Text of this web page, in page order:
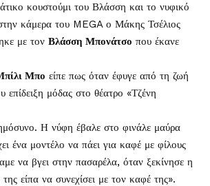
κουστούμι του Βλάσση και το νυφικό
κάμερα του MEGA ο Μάκης Τσέλιος
με τον Βλάσση Μπονάτσο που έκανε
Μπο είπε πως όταν έφυγε από τη ζωή
επίδειξη μόδας στο θέατρο «Τζένη
Η νύφη έβαλε στο φινάλε μαύρα
ένα μοντέλο να πάει για καφέ με φίλους
να βγει στην πασαρέλα, όταν ξεκίνησε η
της είπα να συνεχίσει με τον καφέ της».